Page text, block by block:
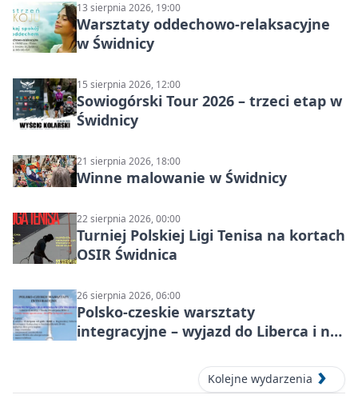
13 sierpnia 2026, 19:00
Warsztaty oddechowo-relaksacyjne
w Świdnicy
15 sierpnia 2026, 12:00
Sowiogórski Tour 2026 – trzeci etap w
Świdnicy
21 sierpnia 2026, 18:00
Winne malowanie w Świdnicy
22 sierpnia 2026, 00:00
Turniej Polskiej Ligi Tenisa na kortach
OSIR Świdnica
26 sierpnia 2026, 06:00
Polsko-czeskie warsztaty
integracyjne – wyjazd do Liberca i na
Kolejne wydarzenia